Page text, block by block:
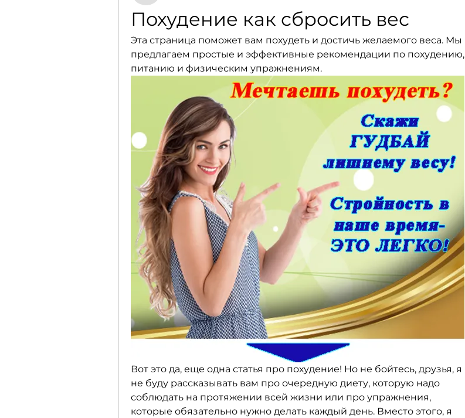
Похудение как сбросить вес
Эта страница поможет вам похудеть и достичь желаемого веса. Мы
предлагаем простые и эффективные рекомендации по похудению,
питанию и физическим упражнениям.
Вот это да, еще одна статья про похудение! Но не бойтесь, друзья, я
не буду рассказывать вам про очередную диету, которую надо
соблюдать на протяжении всей жизни или про упражнения,
которые обязательно нужно делать каждый день. Вместо этого, я